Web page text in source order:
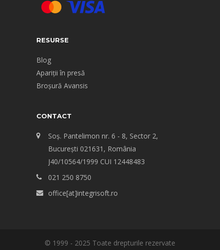
RESURSE
Blog
Apariții în presă
Broșură Avansis
CONTACT
Soș. Pantelimon nr. 6 - 8, Sector 2,
Bucureşti 021631, România
J40/10564/1999 CUI 12448483
021 250 8750
office[at]integrisoft.ro
© 1999 - 2025 Toate drepturile rezervate